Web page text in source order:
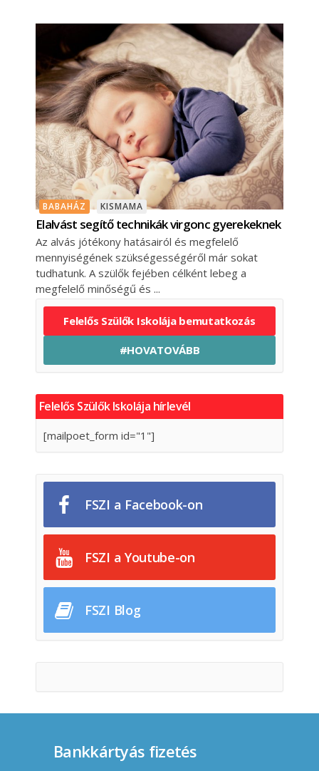
BABAHÁZ KISMAMA
Elalvást segítő technikák virgonc gyerekeknek
Az alvás jótékony hatásairól és megfelelő
mennyiségének szükségességéről már sokat
tudhatunk. A szülők fejében célként lebeg a
megfelelő minőségű és
Felelős Szülők Iskolája bemutatkozás
#HOVATOVÁBB
Felelős Szülők Iskolája hírlevél
[mailpoet_form id="1"]
FSZI a Facebook-on
FSZI a Youtube-on
FSZI Blog
Bankkártyás fizetés